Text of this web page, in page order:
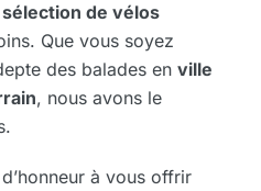
de vélos
Que vous soyez
des balades enville
, nous avons le
à vous offrir